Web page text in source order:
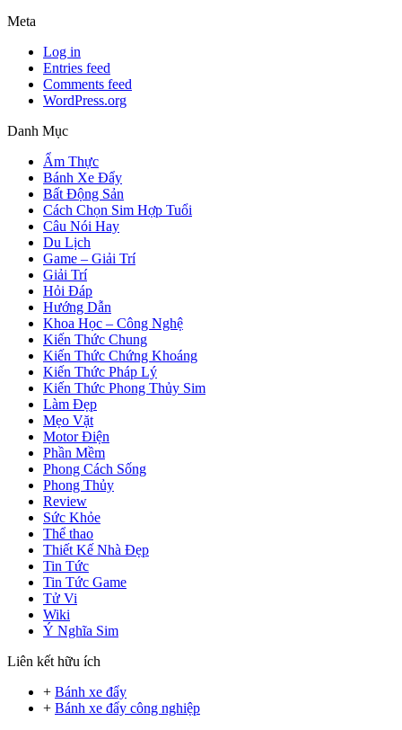
Meta
Log in
Entries feed
Comments feed
WordPress.org
Danh Mục
Ẩm Thực
Bánh Xe Đẩy
Bất Động Sản
Cách Chọn Sim Hợp Tuổi
Câu Nói Hay
Du Lịch
Game – Giải Trí
Giải Trí
Hỏi Đáp
Hướng Dẫn
Khoa Học – Công Nghệ
Kiến Thức Chung
Kiến Thức Chứng Khoáng
Kiến Thức Pháp Lý
Kiến Thức Phong Thủy Sim
Làm Đẹp
Mẹo Vặt
Motor Điện
Phần Mềm
Phong Cách Sống
Phong Thủy
Review
Sức Khỏe
Thể thao
Thiết Kế Nhà Đẹp
Tin Tức
Tin Tức Game
Tử Vi
Wiki
Ý Nghĩa Sim
Liên kết hữu ích
+ Bánh xe đẩy
+ Bánh xe đẩy công nghiệp